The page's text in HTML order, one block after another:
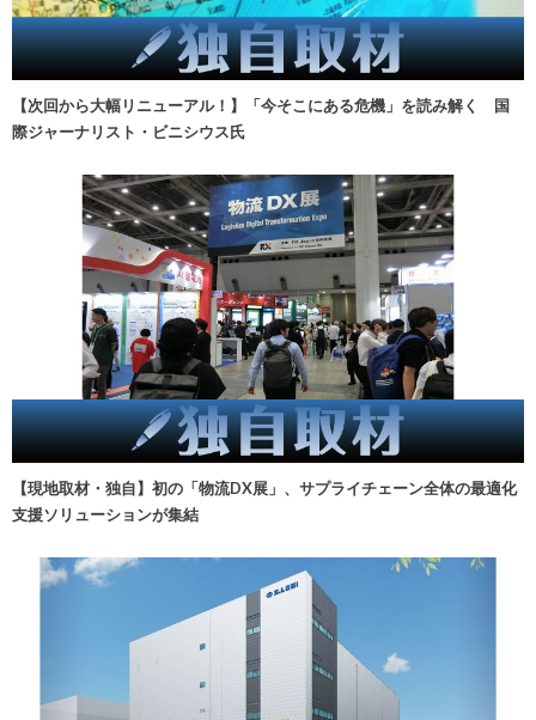
【次回から大幅リニューアル！】「今そこにある危機」を読み解く 国
際ジャーナリスト・ビニシウス氏
【現地取材・独自】初の「物流DX展」、サプライチェーン全体の最適化
支援ソリューションが集結